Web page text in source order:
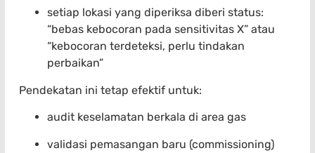
setiap lokasi yang diperiksa diberi status:
“bebas kebocoran pada sensitivitas X” atau
“kebocoran terdeteksi, perlu tindakan
perbaikan”
Pendekatan ini tetap efektif untuk:
audit keselamatan berkala di area gas
validasi pemasangan baru (commissioning)